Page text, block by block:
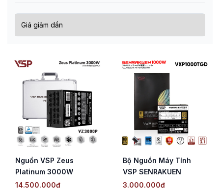
Nguồn VSP Zeus
Platinum 3000W
(VZ3000P / 80 PLUS
14.500.000đ
Bộ Nguồn Máy Tính
VSP SENRAKUEN
VXP1000TGD (1000W /
3.000.000đ